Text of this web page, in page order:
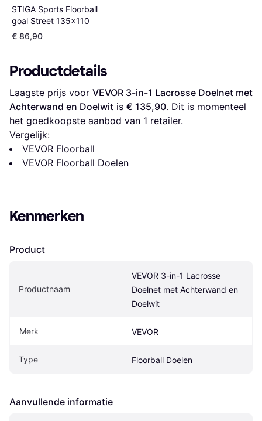
STIGA Sports Floorball
goal Street 135x110
€ 86,90
Productdetails
Laagste prijs voor VEVOR 3-in-1 Lacrosse Doelnet met
Achterwand en Doelwit is € 135,90. Dit is momenteel
het goedkoopste aanbod van 1 retailer.
Vergelijk:
VEVOR Floorball
VEVOR Floorball Doelen
Kenmerken
Product
Productnaam
VEVOR 3-in-1 Lacrosse
Doelnet met Achterwand en
Doelwit
Merk VEVOR
Type Floorball Doelen
Aanvullende informatie